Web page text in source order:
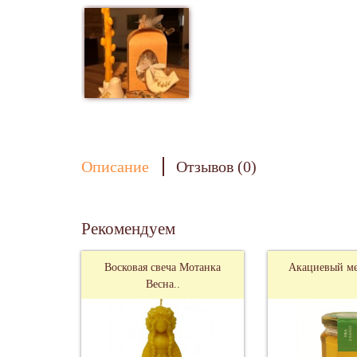
Описание Отзывов (0)
Рекомендуем
Восковая свеча Мотанка
Весна..
Акациевый